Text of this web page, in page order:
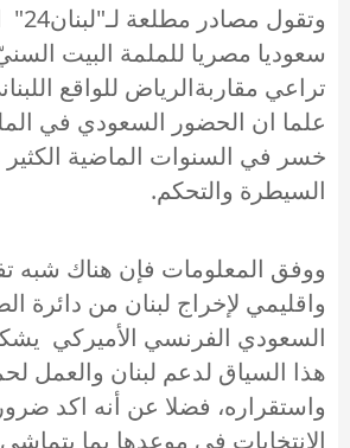
سعوديا مصريا للملمة البيت
تراعي مقاربةالرياض للواقع
علما ان الحضور السعودي في
خسر في السنوات الماضية
السيطرة والتحكم.
ووفق المعلومات فإن هناك شبه
واقليمي لإخراج لبنان من دائرة
السعودي الفرنسي الأميركي
هذا السياق لدعم لبنان والعمل
واستقراره، فضلا عن أنه اكد
الانتخابات في موعدها بما